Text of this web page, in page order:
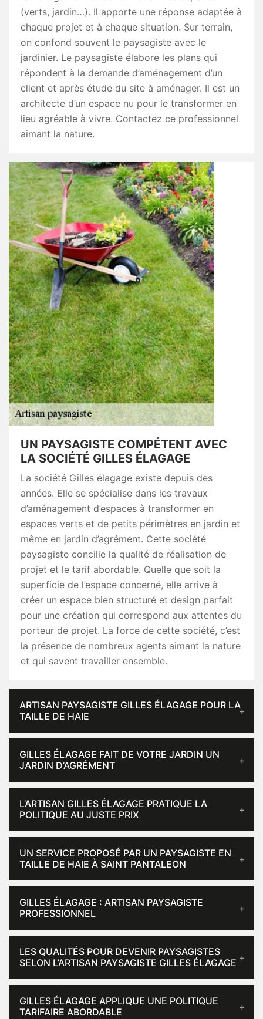
(verts, jardin…). Il apporte une réponse adaptée à
chaque projet et à chaque situation. Sur terrain,
on confond souvent le paysagiste avec le
jardinier. Le paysagiste élabore les plans qui
répondent à la demande d’aménagement d’un
client et après étude du site à aménager. Il est un
architecte d’un espace nu pour le transformer en
lieu agréable à vivre. Contactez ce professionnel
aimant la nature.
UN PAYSAGISTE COMPÉTENT AVEC
LA SOCIÉTÉ GILLES ÉLAGAGE
La société Gilles élagage existe depuis des
années. Elle se spécialise dans les travaux
d’aménagement d’espaces à transformer en
espaces verts et de petits périmètres en jardin et
même en jardin d’agrément. Cette société
paysagiste concilie la qualité de réalisation de
projet et le tarif abordable. Quelle que soit la
superficie de l’espace concerné, elle arrive à
créer un espace bien structuré et design parfait
pour une création qui correspond aux attentes du
porteur de projet. La force de cette société, c’est
la présence de nombreux agents aimant la nature
et qui savent travailler ensemble.
ARTISAN PAYSAGISTE GILLES ÉLAGAGE POUR LA
TAILLE DE HAIE
GILLES ÉLAGAGE FAIT DE VOTRE JARDIN UN
JARDIN D’AGRÉMENT
L’ARTISAN GILLES ÉLAGAGE PRATIQUE LA
POLITIQUE AU JUSTE PRIX
UN SERVICE PROPOSÉ PAR UN PAYSAGISTE EN
TAILLE DE HAIE À SAINT PANTALEON
GILLES ÉLAGAGE : ARTISAN PAYSAGISTE
PROFESSIONNEL
LES QUALITÉS POUR DEVENIR PAYSAGISTES
SELON L’ARTISAN PAYSAGISTE GILLES ÉLAGAGE
GILLES ÉLAGAGE APPLIQUE UNE POLITIQUE
TARIFAIRE ABORDABLE